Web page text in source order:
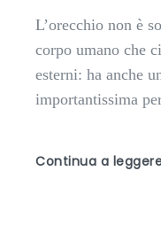
L’orecchio non è
corpo umano che
esterni: ha anche
importantissima
Continua a